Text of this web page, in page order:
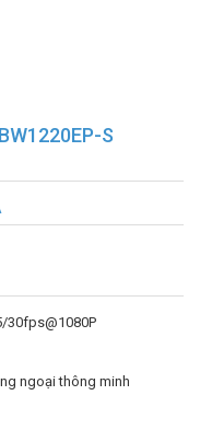
S
30fps@1080P
ngoại thông minh